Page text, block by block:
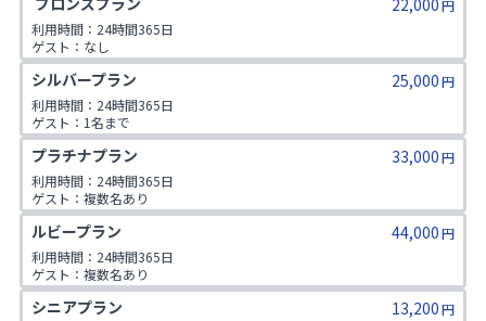
22,000円
利用時間：24時間365日
ゲスト：なし
シルバープラン 25,000円
利用時間：24時間365日
ゲスト：1名まで
プラチナプラン 33,000円
利用時間：24時間365日
ゲスト：複数名あり
1日2コマ予約可
ルビープラン 44,000円
利用時間：24時間365日
ゲスト：複数名あり
1日3コマ予約可
シニアプラン 13,200円